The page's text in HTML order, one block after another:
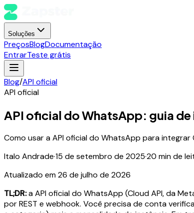
Soluções
PreçosBlogDocumentação
EntrarTeste grátis
Blog/API oficial
API oficial
API oficial do WhatsApp: guia
Como usar a API oficial do WhatsApp para
Italo Andrade·15 de setembro de 2025·20 min de
Atualizado em26 de julho de 2026
TL;DR:a API oficial do WhatsApp (Cloud API, da
por REST e webhook. Você precisa de conta